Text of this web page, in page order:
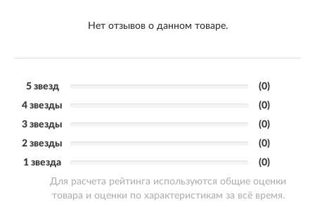
Нет отзывов о данном товаре.
5 звезд
(0)
4 звезды
(0)
3 звезды
(0)
2 звезды
(0)
1 звезда
(0)
Для расчета рейтинга используются общие оценки
товара и оценки по характеристикам за всё время.